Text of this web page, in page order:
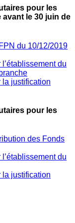
pour les
avant le 30 juin de
du 10/12/2019
du
la justification
pour les
des Fonds
du
la justification